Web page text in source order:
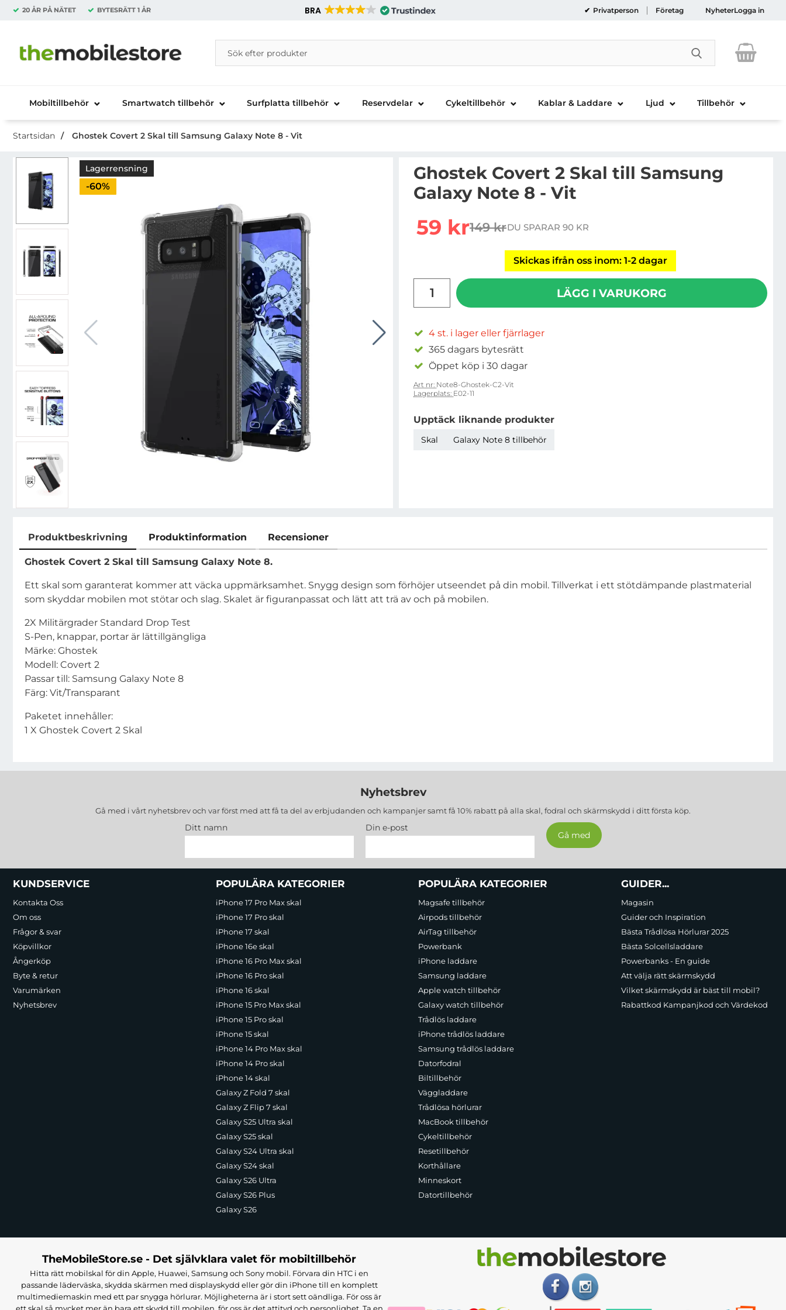
20 ÅR PÅ NÄTET BYTESRÄTT 1 ÅR BRA Privatperson Företag NyheterLogga in
Startsidan för Danira Telecom AB
Sök
Sök på Danira Telecom AB
Genomför
Mobiltillbehör Smartwatch tillbehör Surfplatta tillbehör Reservdelar Cykeltillbehör Kablar & Laddare Ljud Tillbehör
Startsidan Ghostek Covert 2 Skal till Samsung Galaxy Note 8 - Vit
Lagerrensning
Priset är nedsatt med
-60%
Ghostek Covert 2 Skal till Samsung
Galaxy Note 8 - Vit
rea pris
59 krtidigare pris
149 krDU SPARAR 90 KR
Skickas ifrån oss inom: 1-2 dagar
LÄGG I VARUKORG
4 st. i lager eller fjärrlager
365 dagars bytesrätt
Öppet köp i 30 dagar
Art nr: Note8-Ghostek-C2-Vit
Lagerplats: E02-11
Upptäck liknande produkter
Skal Galaxy Note 8 tillbehör
Produktbeskrivning Produktinformation Recensioner
Produktbeskrivning
Ghostek Covert 2 Skal till Samsung Galaxy Note 8.
Ett skal som garanterat kommer att väcka uppmärksamhet. Snygg design som förhöjer utseendet på din mobil. Tillverkat i ett stötdämpande plastmaterial
som skyddar mobilen mot stötar och slag. Skalet är figuranpassat och lätt att trä av och på mobilen.
2X Militärgrader Standard Drop Test
S-Pen, knappar, portar är lättillgängliga
Märke: Ghostek
Modell: Covert 2
Passar till: Samsung Galaxy Note 8
Färg: Vit/Transparant
Paketet innehåller:
1 X Ghostek Covert 2 Skal
Nyhetsbrev
Gå med i vårt nyhetsbrev och var först med att få ta del av erbjudanden och kampanjer samt få 10% rabatt på alla skal, fodral och skärmskydd i ditt första köp.
Ditt namn Din e-post
Sidfot Blandad info och länkar
KUNDSERVICE
Kontakta Oss
Om oss
Frågor & svar
Köpvillkor
Ångerköp
Byte & retur
Varumärken
Nyhetsbrev
POPULÄRA KATEGORIER
iPhone 17 Pro Max skal
iPhone 17 Pro skal
iPhone 17 skal
iPhone 16e skal
iPhone 16 Pro Max skal
iPhone 16 Pro skal
iPhone 16 skal
iPhone 15 Pro Max skal
iPhone 15 Pro skal
iPhone 15 skal
iPhone 14 Pro Max skal
iPhone 14 Pro skal
iPhone 14 skal
Galaxy Z Fold 7 skal
Galaxy Z Flip 7 skal
Galaxy S25 Ultra skal
Galaxy S25 skal
Galaxy S24 Ultra skal
Galaxy S24 skal
Galaxy S26 Ultra
Galaxy S26 Plus
Galaxy S26
POPULÄRA KATEGORIER
Magsafe tillbehör
Airpods tillbehör
AirTag tillbehör
Powerbank
iPhone laddare
Samsung laddare
Apple watch tillbehör
Galaxy watch tillbehör
Trådlös laddare
iPhone trådlös laddare
Samsung trådlös laddare
Datorfodral
Biltillbehör
Väggladdare
Trådlösa hörlurar
MacBook tillbehör
Cykeltillbehör
Resetillbehör
Korthållare
Minneskort
Datortillbehör
GUIDER...
Magasin
Guider och Inspiration
Bästa Trådlösa Hörlurar 2025
Bästa Solcellsladdare
Powerbanks - En guide
Att välja rätt skärmskydd
Vilket skärmskydd är bäst till mobil?
Rabattkod Kampanjkod och Värdekod
TheMobileStore.se - Det självklara valet för mobiltillbehör
Hitta rätt mobilskal för din Apple, Huawei, Samsung och Sony mobil. Förvara din HTC i en
passande läderväska, skydda skärmen med displayskydd eller gör din iPhone till en komplett
multimediemaskin med ett par snygga hörlurar. Möjligheterna är i stort sett oändliga. För oss är